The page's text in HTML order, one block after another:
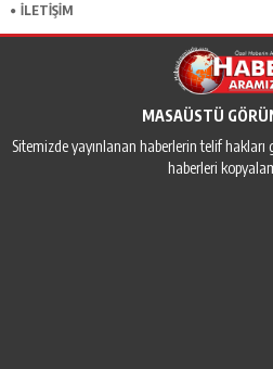
İLETİŞİM
MASAÜSTÜ
Sitemizde yayınlanan haberlerin telif
haberleri